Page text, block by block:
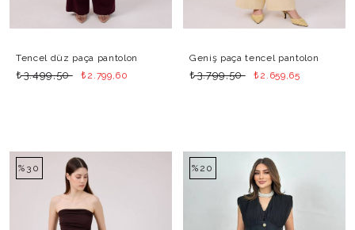
Tencel düz paça pantolon
₺3.499,50 ₺2.799,60
Geniş paça tencel pantolon
₺3.799,50 ₺2.659,65
%30 %20